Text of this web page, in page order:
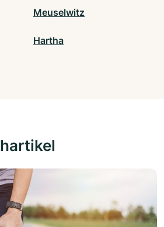
Meuselwitz
Hartha